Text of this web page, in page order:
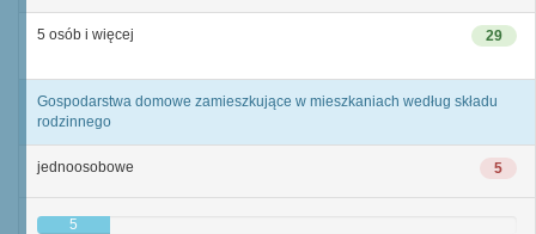
29
5 osób i więcej
Gospodarstwa domowe zamieszkujące w mieszkaniach według składu
rodzinnego
5
jednoosobowe
5